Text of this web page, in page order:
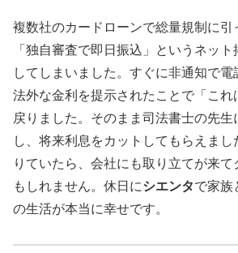
複数社のカードローンで総量規制に引
「独自審査で即日振込」というネッ
してしまいました。すぐに非通知で電
法外な金利を提示されたことで「これ
戻りました。そのまま司法書士の先
し、将来利息をカットしてもらえま
りていたら、会社にも取り立てが来
もしれません。休日にシエンタで家族
の生活が本当に幸せです。